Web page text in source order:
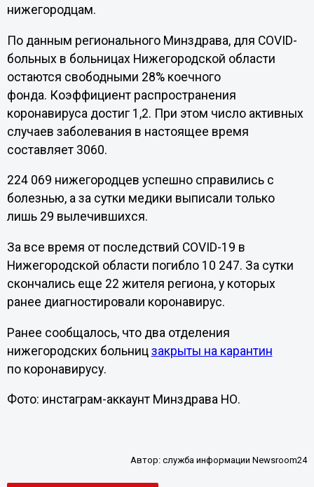
нижегородцам.
По данным регионального Минздрава, для COVID-
больных в больницах Нижегородской области
остаются свободными 28% коечного
фонда. Коэффициент распространения
коронавируса достиг 1,2. При этом число активных
случаев заболевания в настоящее время
составляет 3060.
224 069 нижегородцев успешно справились с
болезнью, а за сутки медики выписали только
лишь 29 вылечившихся.
За все время от последствий COVID-19 в
Нижегородской области погибло 10 247. За сутки
скончались еще 22 жителя региона, у которых
ранее диагностировали коронавирус.
Ранее сообщалось, что два отделения
нижегородских больниц закрыты на карантин
по коронавирусу.
Фото: инстаграм-аккаунт Минздрава НО.
Автор:служба информации Newsroom24